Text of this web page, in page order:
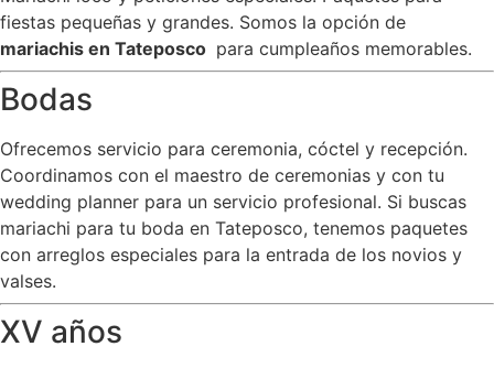
fiestas pequeñas y grandes. Somos la opción de
mariachis en Tateposco para cumpleaños memorables.
Bodas
Ofrecemos servicio para ceremonia, cóctel y recepción.
Coordinamos con el maestro de ceremonias y con tu
wedding planner para un servicio profesional. Si buscas
mariachi para tu boda en Tateposco, tenemos paquetes
con arreglos especiales para la entrada de los novios y
valses.
XV años